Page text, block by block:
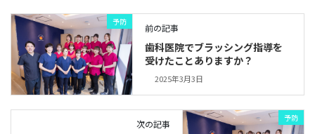
予防
前の記事
歯科医院でブラッシング指導を
受けたことありますか？
2025年3月3日
予防
次の記事